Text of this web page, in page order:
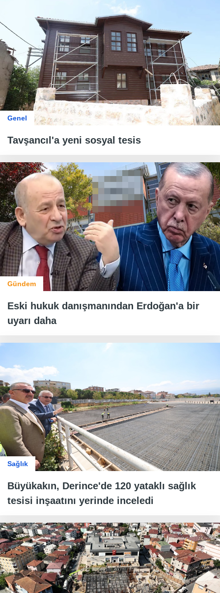
Genel
Tavşancıl'a yeni sosyal tesis
Gündem
Eski hukuk danışmanından Erdoğan'a bir
uyarı daha
Sağlık
Büyükakın, Derince'de 120 yataklı sağlık
tesisi inşaatını yerinde inceledi